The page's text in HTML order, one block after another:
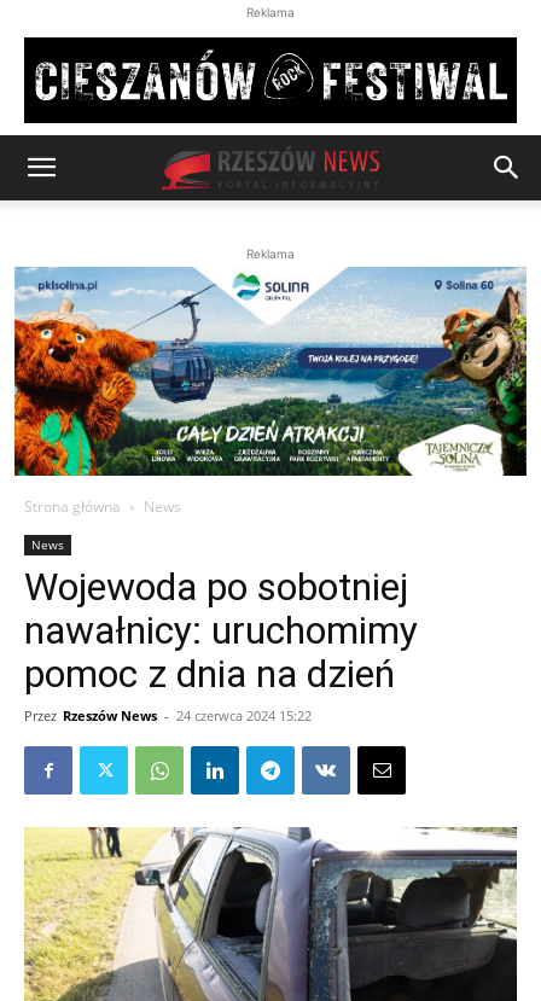
Reklama
Reklama
Strona główna News
News
Wojewoda po sobotniej
nawałnicy: uruchomimy
pomoc z dnia na dzień
Przez Rzeszów News - 24 czerwca 2024 15:22